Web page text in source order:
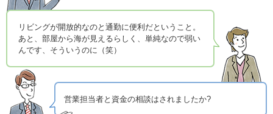
CLOSE
リビングが開放的なのと通勤に便利だということ。
あと、部屋から海が見えるらしく、単純なので弱い
んです、そういうのに（笑）
営業担当者と資金の相談はされましたか?